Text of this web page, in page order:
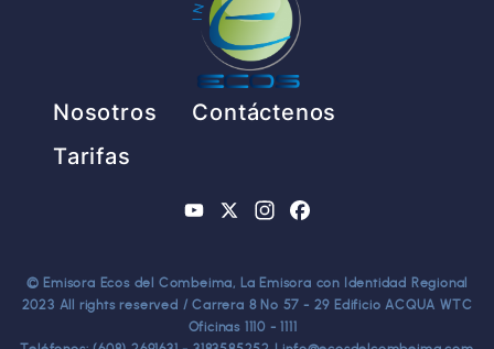
Pie de página
Nosotros
Contáctenos
Tarifas
YouTube
X Instagram
© Emisora Ecos del Combeima, La Emisora con Identidad Regional
2023 All rights reserved / Carrera 8 No 57 - 29 Edificio ACQUA WTC
Oficinas 1110 - 1111